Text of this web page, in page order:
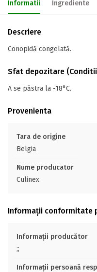
Informatii Ingrediente
Descriere
Conopidă congelată.
Sfat depozitare
A se păstra la -18°C.
Provenienta
Tara de origine
Belgia
Nume producator
Culinex
Informații conformitate
Informații producător
;;
Informații persoană